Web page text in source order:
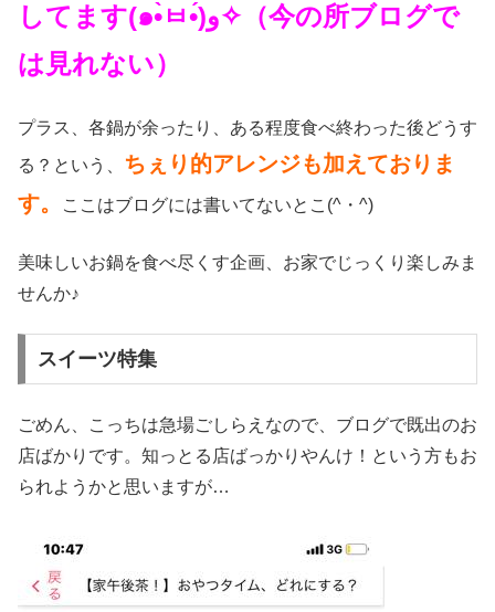
してます(๑•̀ㅂ•́)و✧（今の所ブログで
は見れない）
プラス、各鍋が余ったり、ある程度食べ終わった後どうす
る？という、
ちぇり的アレンジも加えておりま
す。
ここはブログには書いてないとこ(^・^)
美味しいお鍋を食べ尽くす企画、お家でじっくり楽しみま
せんか♪
スイーツ特集
ごめん、こっちは急場ごしらえなので、ブログで既出のお
店ばかりです。知っとる店ばっかりやんけ！という方もお
られようかと思いますが…